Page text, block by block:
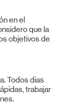
en el
que la
objetivos de
Todos días
trabajar